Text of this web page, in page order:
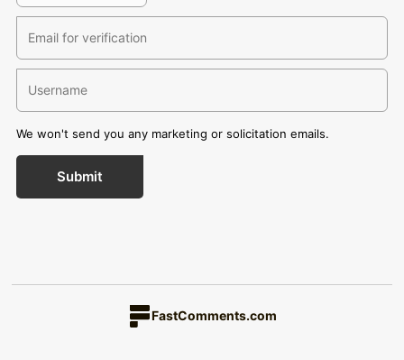
We won't send you any marketing or solicitation emails.
Submit
FastComments.com